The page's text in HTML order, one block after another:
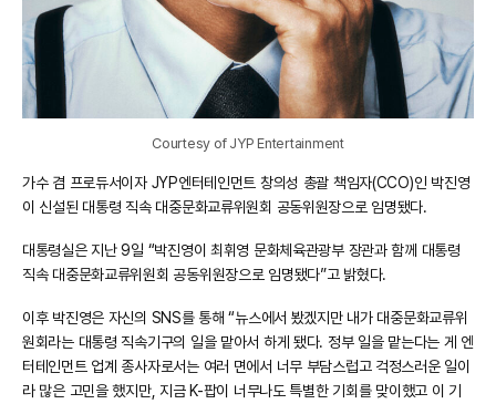
Courtesy of JYP Entertainment
가수 겸 프로듀서이자 JYP엔터테인먼트 창의성 총괄 책임자(CCO)인 박진영
이 신설된 대통령 직속 대중문화교류위원회 공동위원장으로 임명됐다.
대통령실은 지난 9일 “박진영이 최휘영 문화체육관광부 장관과 함께 대통령
직속 대중문화교류위원회 공동위원장으로 임명됐다”고 밝혔다.
이후 박진영은 자신의 SNS를 통해 “뉴스에서 봤겠지만 내가 대중문화교류위
원회라는 대통령 직속기구의 일을 맡아서 하게 됐다. 정부 일을 맡는다는 게 엔
터테인먼트 업계 종사자로서는 여러 면에서 너무 부담스럽고 걱정스러운 일이
라 많은 고민을 했지만, 지금 K-팝이 너무나도 특별한 기회를 맞이했고 이 기